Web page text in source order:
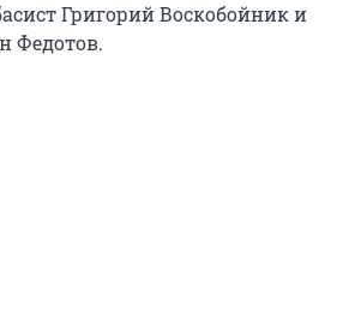
Григорий Воскобойник и
Федотов.